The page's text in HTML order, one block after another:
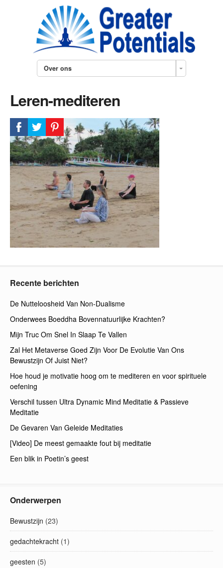
Over ons
Leren-mediteren
Recente berichten
De Nutteloosheid Van Non-Dualisme
Onderwees Boeddha Bovennatuurlijke Krachten?
Mijn Truc Om Snel In Slaap Te Vallen
Zal Het Metaverse Goed Zijn Voor De Evolutie Van Ons
Bewustzijn Of Juist Niet?
Hoe houd je motivatie hoog om te mediteren en voor spirituele
oefening
Verschil tussen Ultra Dynamic Mind Meditatie & Passieve
Meditatie
De Gevaren Van Geleide Meditaties
[Video] De meest gemaakte fout bij meditatie
Een blik in Poetin’s geest
Onderwerpen
Bewustzijn (23)
gedachtekracht (1)
geesten (5)